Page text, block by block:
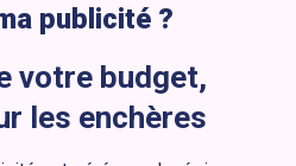
publicité ?
votre budget,
les enchères